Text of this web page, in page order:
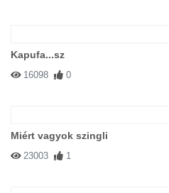
Kapufa...sz
16098 0
Miért vagyok szingli
23003 1